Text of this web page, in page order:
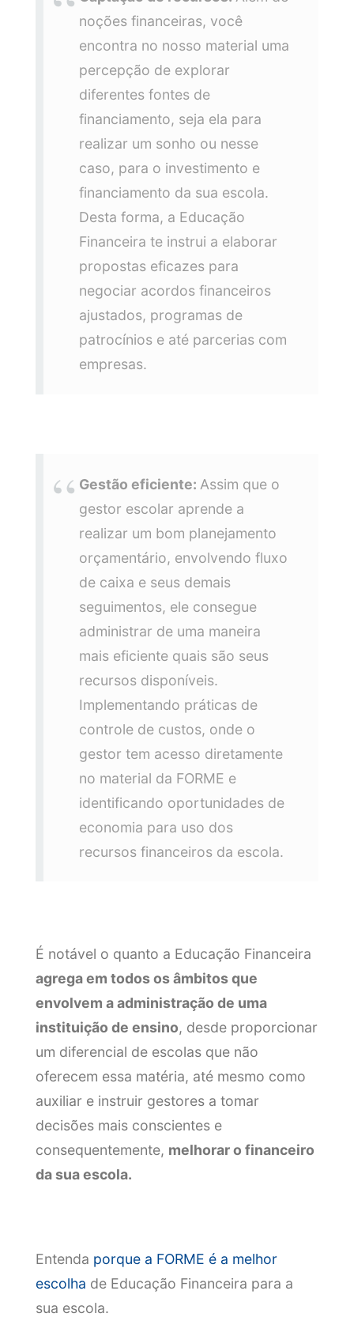
noções financeiras, você
encontra no nosso material uma
percepção de explorar
diferentes fontes de
financiamento, seja ela para
realizar um sonho ou nesse
caso, para o investimento e
financiamento da sua escola.
Desta forma, a Educação
Financeira te instrui a elaborar
propostas eficazes para
negociar acordos financeiros
ajustados, programas de
patrocínios e até parcerias com
empresas.
Gestão eficiente: Assim que o
gestor escolar aprende a
realizar um bom planejamento
orçamentário, envolvendo fluxo
de caixa e seus demais
seguimentos, ele consegue
administrar de uma maneira
mais eficiente quais são seus
recursos disponíveis.
Implementando práticas de
controle de custos, onde o
gestor tem acesso diretamente
no material da FORME e
identificando oportunidades de
economia para uso dos
recursos financeiros da escola.
É notável o quanto a Educação Financeira
agrega em todos os âmbitos que
envolvem a administração de uma
instituição de ensino, desde proporcionar
um diferencial de escolas que não
oferecem essa matéria, até mesmo como
auxiliar e instruir gestores a tomar
decisões mais conscientes e
consequentemente, melhorar o financeiro
da sua escola.
Entenda porque a FORME é a melhor
escolha de Educação Financeira para a
sua escola.